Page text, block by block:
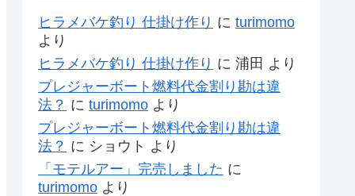
ヒラメバケ釣り 仕掛け作り に turimomo
より
ヒラメバケ釣り 仕掛け作り に 浦田 より
プレジャーボート燃料代金割り勘は違
法？ に turimomo より
プレジャーボート燃料代金割り勘は違
法？ に ショウト より
「モテルアー」完売しました に
turimomo より